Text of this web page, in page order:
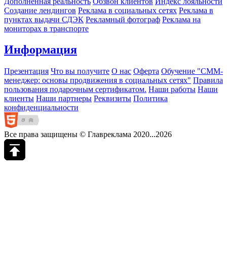
Создание лендингов Реклама в социальных сетях Реклама в
пунктах выдачи СДЭК Рекламный фотограф Реклама на
мониторах в транспорте
Информация
Презентация Что вы получите О нас Оферта Обучение "СМM-
менеджер: основы продвижения в социальных сетях" Правила
пользования подарочным сертификатом. Наши работы Наши
клиенты Наши партнеры Реквизиты Политика
конфиденциальности
Все права защищены © Главреклама 2020...2026